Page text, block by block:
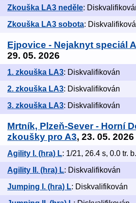
Zkouška LA3 neděle:
Zkouška LA3 sobota:
Ejpovice - Nejaknyt speciál
29. 05. 2026
1. zkouška LA3: Diskvalifikován
2. zkouška LA3: Diskvalifikován
3. zkouška LA3: Diskvalifikován
Mrtník, Plzeň-Sever - Horní
zkoušky pro A3, 23. 05. 2026
Agility I. (hra) L: 1/21, 26.4 s, 0.0 tr.
Agility II. (hra) L: Diskvalifikován
Jumping I. (hra) L: Diskvalifikován